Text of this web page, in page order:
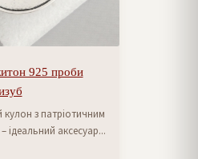
925 проби
з патріотичним
ідеальний аксесуар...